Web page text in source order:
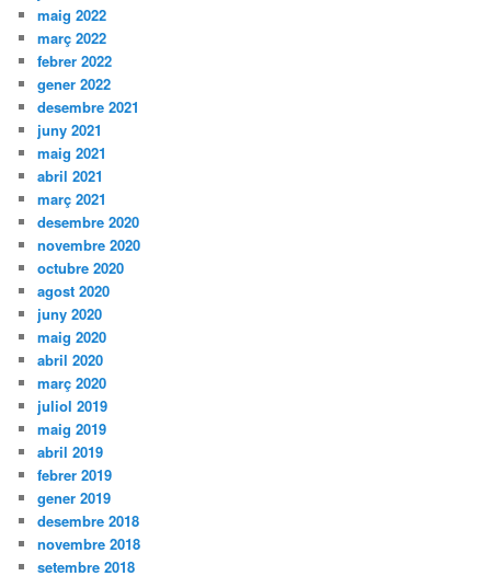
maig 2022
març 2022
febrer 2022
gener 2022
desembre 2021
juny 2021
maig 2021
abril 2021
març 2021
desembre 2020
novembre 2020
octubre 2020
agost 2020
juny 2020
maig 2020
abril 2020
març 2020
juliol 2019
maig 2019
abril 2019
febrer 2019
gener 2019
desembre 2018
novembre 2018
setembre 2018